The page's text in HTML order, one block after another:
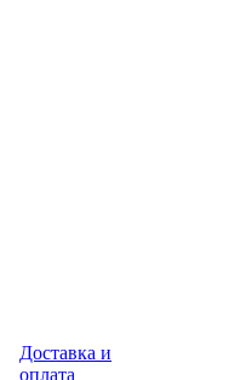
Доставка и
оплата